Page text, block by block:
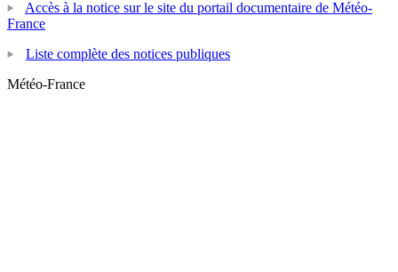
Accès à la notice sur le site du portail documentaire de Météo-
France
Liste complète des notices publiques
Météo-France